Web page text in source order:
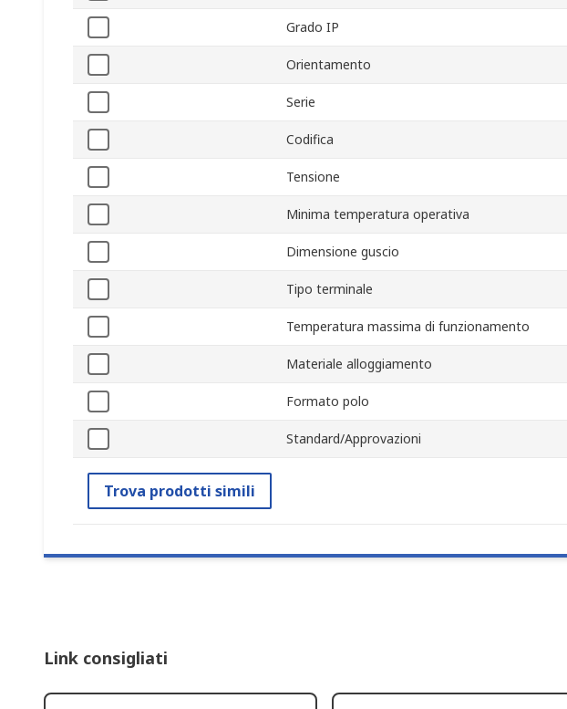
Grado IP
Orientamento
Serie
Codifica
Tensione
Minima temperatura operativa
Dimensione guscio
Tipo terminale
Temperatura massima di funzionamento
Materiale alloggiamento
Formato polo
Standard/Approvazioni
Trova prodotti simili
Link consigliati